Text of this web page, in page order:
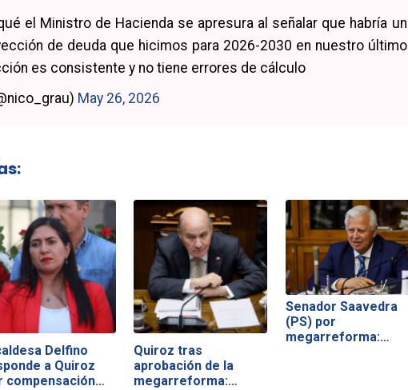
el Ministro de Hacienda se apresura al señalar que habría un
de deuda que hicimos para 2026-2030 en nuestro último
es consistente y no tiene errores de cálculo
May 26, 2026
Delfino
a Quiroz
compensación…
Quiroz tras
aprobación de la
megarreforma:
Senador Saavedra
(PS) por
megarreforma: